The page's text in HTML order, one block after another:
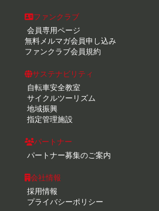
ファンクラブ
会員専用ページ
無料メルマガ会員申し込み
ファンクラブ会員規約
サステナビリティ
自転車安全教室
サイクルツーリズム
地域振興
指定管理施設
パートナー
パートナー募集のご案内
会社情報
採用情報
プライバシーポリシー